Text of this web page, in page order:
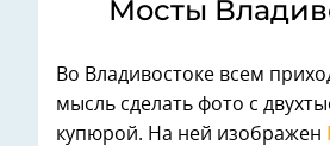
Мосты
Во Владивостоке всем
мысль сделать фото с
купюрой. На ней изображен